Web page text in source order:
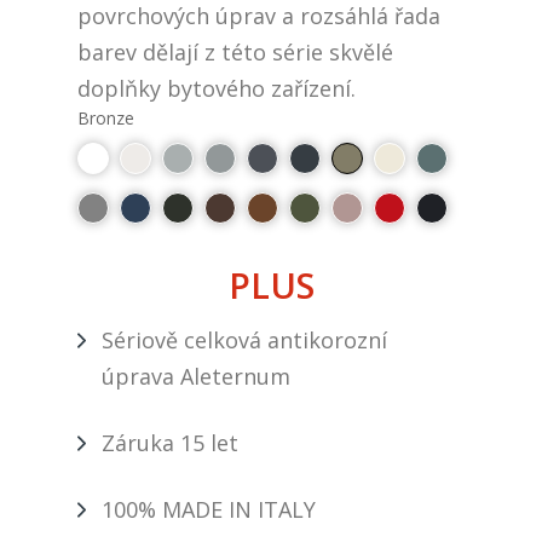
povrchových úprav a rozsáhlá řada
barev dělají z této série skvělé
doplňky bytového zařízení.
Bronze
PLUS
Sériově celková antikorozní
úprava Aleternum
Záruka 15 let
100% MADE IN ITALY